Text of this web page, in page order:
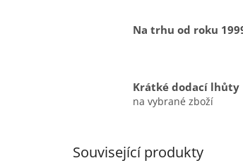
Na trhu od roku
Krátké dodací lhůty
na vybrané zboží
Související produkty